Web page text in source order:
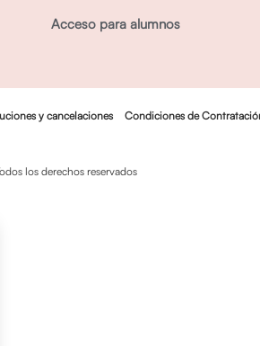
Acceso para alumnos
y cancelaciones Condiciones de
los derechos reservados